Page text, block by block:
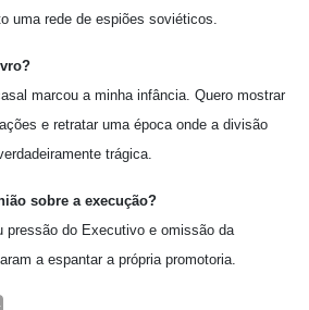
uma rede de espiões soviéticos.
marcou a minha infância. Quero mostrar
e retratar uma época onde a divisão
trágica.
sobre a execução?
pressão do Executivo e omissão da
a espantar a própria promotoria.